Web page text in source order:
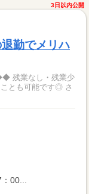
3日以内公開
勤でメリハ
少
とも可能です◎ さ
00...